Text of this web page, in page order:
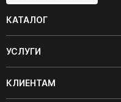
КАТАЛОГ
УСЛУГИ
КЛИЕНТАМ